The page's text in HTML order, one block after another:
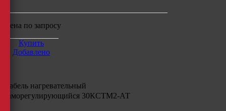
Цена по запросу
Купить
Добавлено
Кабель нагревательный
саморегулирующийся 30КСТМ2-АТ